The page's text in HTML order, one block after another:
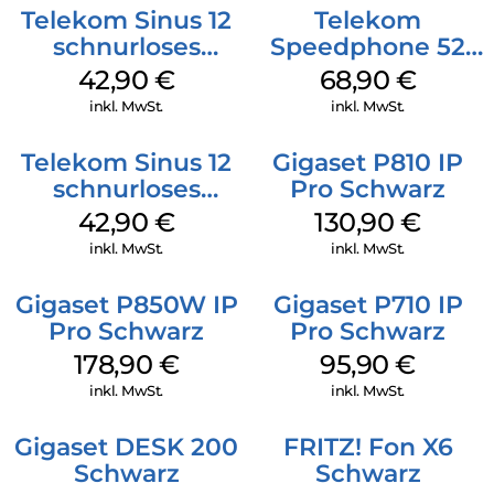
Stromausfall sind Ihre Aufzeichnungen weiterhin gesichert.
Sprechen Sie eine individuelle Ansage auf und stellen Sie die
Aufzeichnungslänge ein – so konfigurieren Sie den
Anrufbeantworter ganz nach Ihren Wünschen.
Telekom Sinus 12
schnurloses
Analog Telefon
Weiß
42,90 €
inkl. MwSt.
Telekom
Speedphone 52
Schwarz
68,90 €
inkl. MwSt.
Telekom Sinus 12
schnurloses
Analog Telefon
Schwarz
42,90 €
inkl. MwSt.
Gigaset P810 IP
Pro Schwarz
130,90€
inkl. MwSt.
Gigaset P850W IP
Pro Schwarz
178,90 €
inkl. MwSt.
Gigaset P710 IP
Pro Schwarz
95,90€
inkl. MwSt.
Gigaset DESK 200
Schwarz
FRITZ! Fon X6
Schwarz